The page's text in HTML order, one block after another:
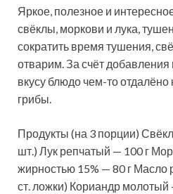
Яркое, полезное и
свёклы, моркови и лука,
сократить время тушения,
отварим. За счёт
вкусу блюдо чем-то
грибы.
Продукты (на 3 порции)
шт.) Лук репчатый — 100 г
жирностью 15% — 80 г Масло
ст. ложки) Кориандр